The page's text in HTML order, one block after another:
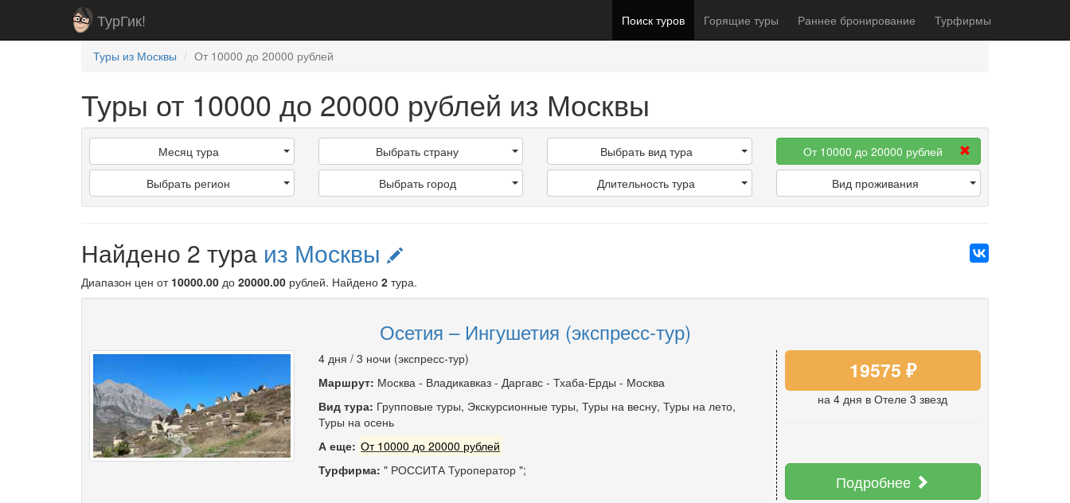
ТурГик! Поиск туров Горящие туры Раннее бронирование Турфирмы
Туры из Москвы От 10000 до 20000 рублей
Туры от 10000 до 20000 рублей из Москвы
Месяц тура
Выбрать регион
Выбрать страну
Выбрать город
Выбрать вид тура
Длительность тура
От 10000 до 20000 рублей
Вид проживания
Найдено 2 тура из Москвы
Диапазон цен от 10000.00 до 20000.00 рублей. Найдено 2 тура.
Осетия – Ингушетия (экспресс-тур)
4 дня / 3 ночи (экспресс-тур)
Маршрут: Москва- Владикавказ- Даргавс- Тхаба-Ерды - Москва
Вид тура: Групповые туры, Экскурсионные туры, Туры на весну, Туры на лето,
Туры на осень
А еще: От 10000 до 20000 рублей
Турфирма: " РОССИТА Туроператор ";
19575 ₽
на 4 дня в Отеле 3 звезд
Подробнее